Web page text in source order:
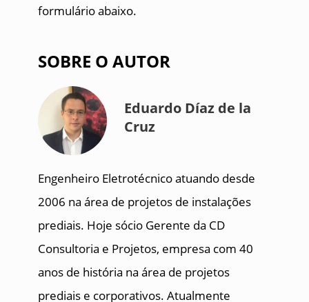
formulário abaixo.
SOBRE O AUTOR
Eduardo Díaz de la
Cruz
Engenheiro Eletrotécnico atuando desde
2006 na área de projetos de instalações
prediais. Hoje sócio Gerente da CD
Consultoria e Projetos, empresa com 40
anos de história na área de projetos
prediais e corporativos. Atualmente